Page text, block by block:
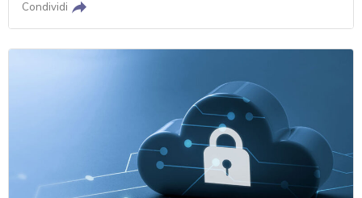
Condividi